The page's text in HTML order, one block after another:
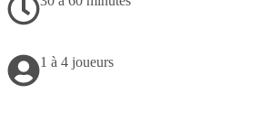
1 à 4 joueurs